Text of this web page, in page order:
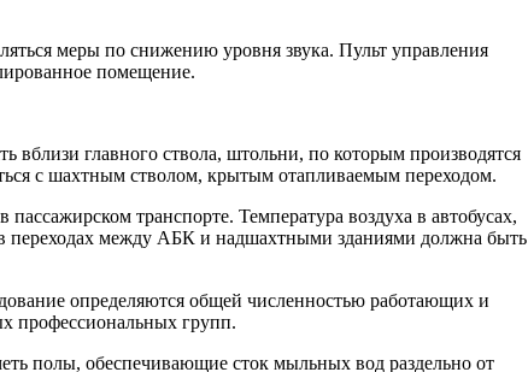
меры по снижению уровня звука. Пульт управления
помещение.
главного ствола, штольни, по которым производятся
с шахтным ство­лом, крытым отапливаемым переходом.
транспорте. Температура воздуха в автобусах,
переходах между АБК и надшахтными зданиями должна быть
определяются общей численностью работающих и
профессиональных групп.
полы, обеспечивающие сток мыльных вод раздельно от